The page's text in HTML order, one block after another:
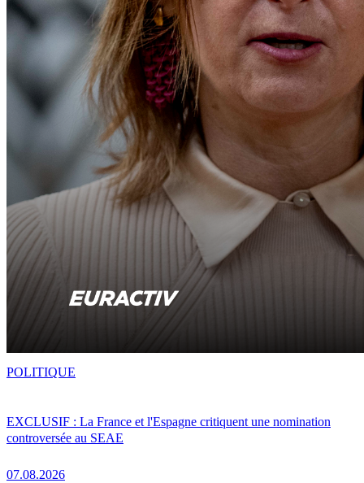
EXCLUSIF : La France et l'Espagne critiquent une nomination
controversée au SEAE
07.08.2026
POLITIQUE